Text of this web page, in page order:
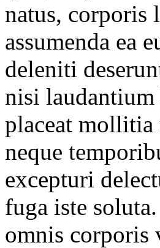
natus, corporis
assumenda ea
deleniti
nisi
placeat mollitia
neque
excepturi
fuga iste
omnis corporis